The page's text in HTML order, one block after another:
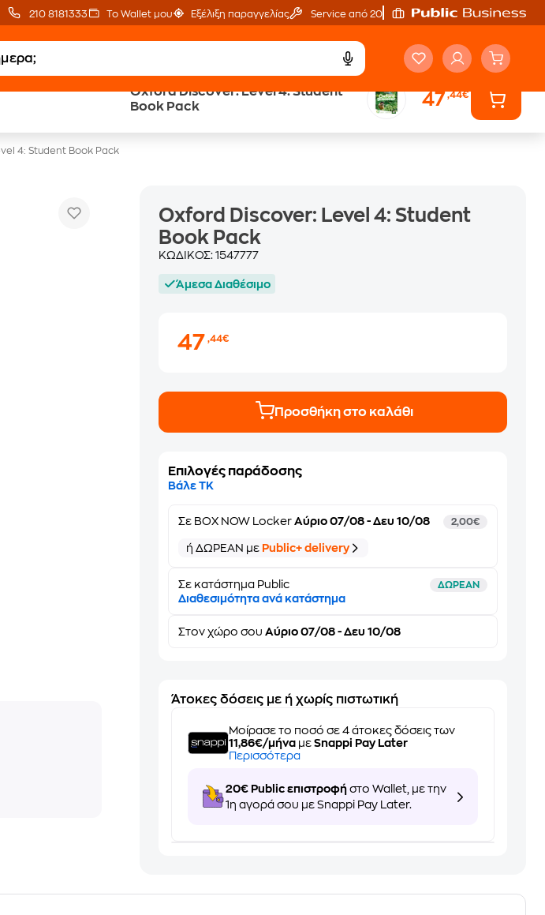
210 8181333 Το Wallet μου Εξέλιξη παραγγελίας Service από 20'
Oxford Discover: Level 4: Student
Book Pack
47,44€
Δωρεάν Μεταφορικά
4: Student Book Pack
Oxford Discover: Level 4: Student
Book Pack
ΚΩΔΙΚΟΣ:1547777
Άμεσα Διαθέσιμο
47,44€
Προσθήκη στο καλάθι
Επιλογές παράδοσης
Βάλε ΤΚ
Σε BOX NOW Locker Αύριο 07/08 - Δευ 10/08 2,00€
ή ΔΩΡΕΑΝ με Public+ delivery
Σε κατάστημα Public ΔΩΡΕΑΝ
Διαθεσιμότητα ανά κατάστημα
Στονχώρο σου Αύριο 07/08 - Δευ 10/08
Άτοκες δόσεις με ή χωρίς πιστωτική
Μοίρασε το ποσό σε 4 άτοκες δόσεις των
11,86€/μήνα μεSnappi Pay Later
Περισσότερα
20€ Public επιστροφή στο Wallet, με την
1η αγορά σου με Snappi Pay Later.